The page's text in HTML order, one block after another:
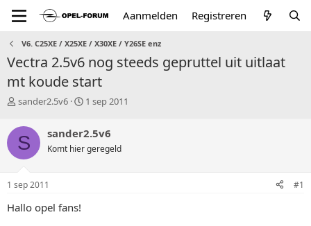
Aanmelden Registreren
V6. C25XE / X25XE / X30XE / Y26SE enz
Vectra 2.5v6 nog steeds gepruttel uit uitlaat
mt koude start
T
p
i
c
s
a
t
sander2.5v6
S
r
t
a
1 sep 2011
S sander2.5v6
Komt hier geregeld
1 sep 2011 #1
Hallo opel fans!